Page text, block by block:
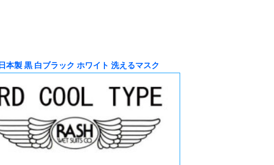
製 黒 白ブラック ホワイト 洗えるマスク